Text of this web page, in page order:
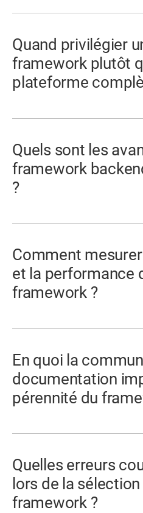
Quand privilégier
framework plutôt
plateforme
Quels sont les
framework
?
Comment
et la performance
framework ?
En quoi la
documentation
pérennité du
Quelles erreurs
lors de la sélection
framework ?